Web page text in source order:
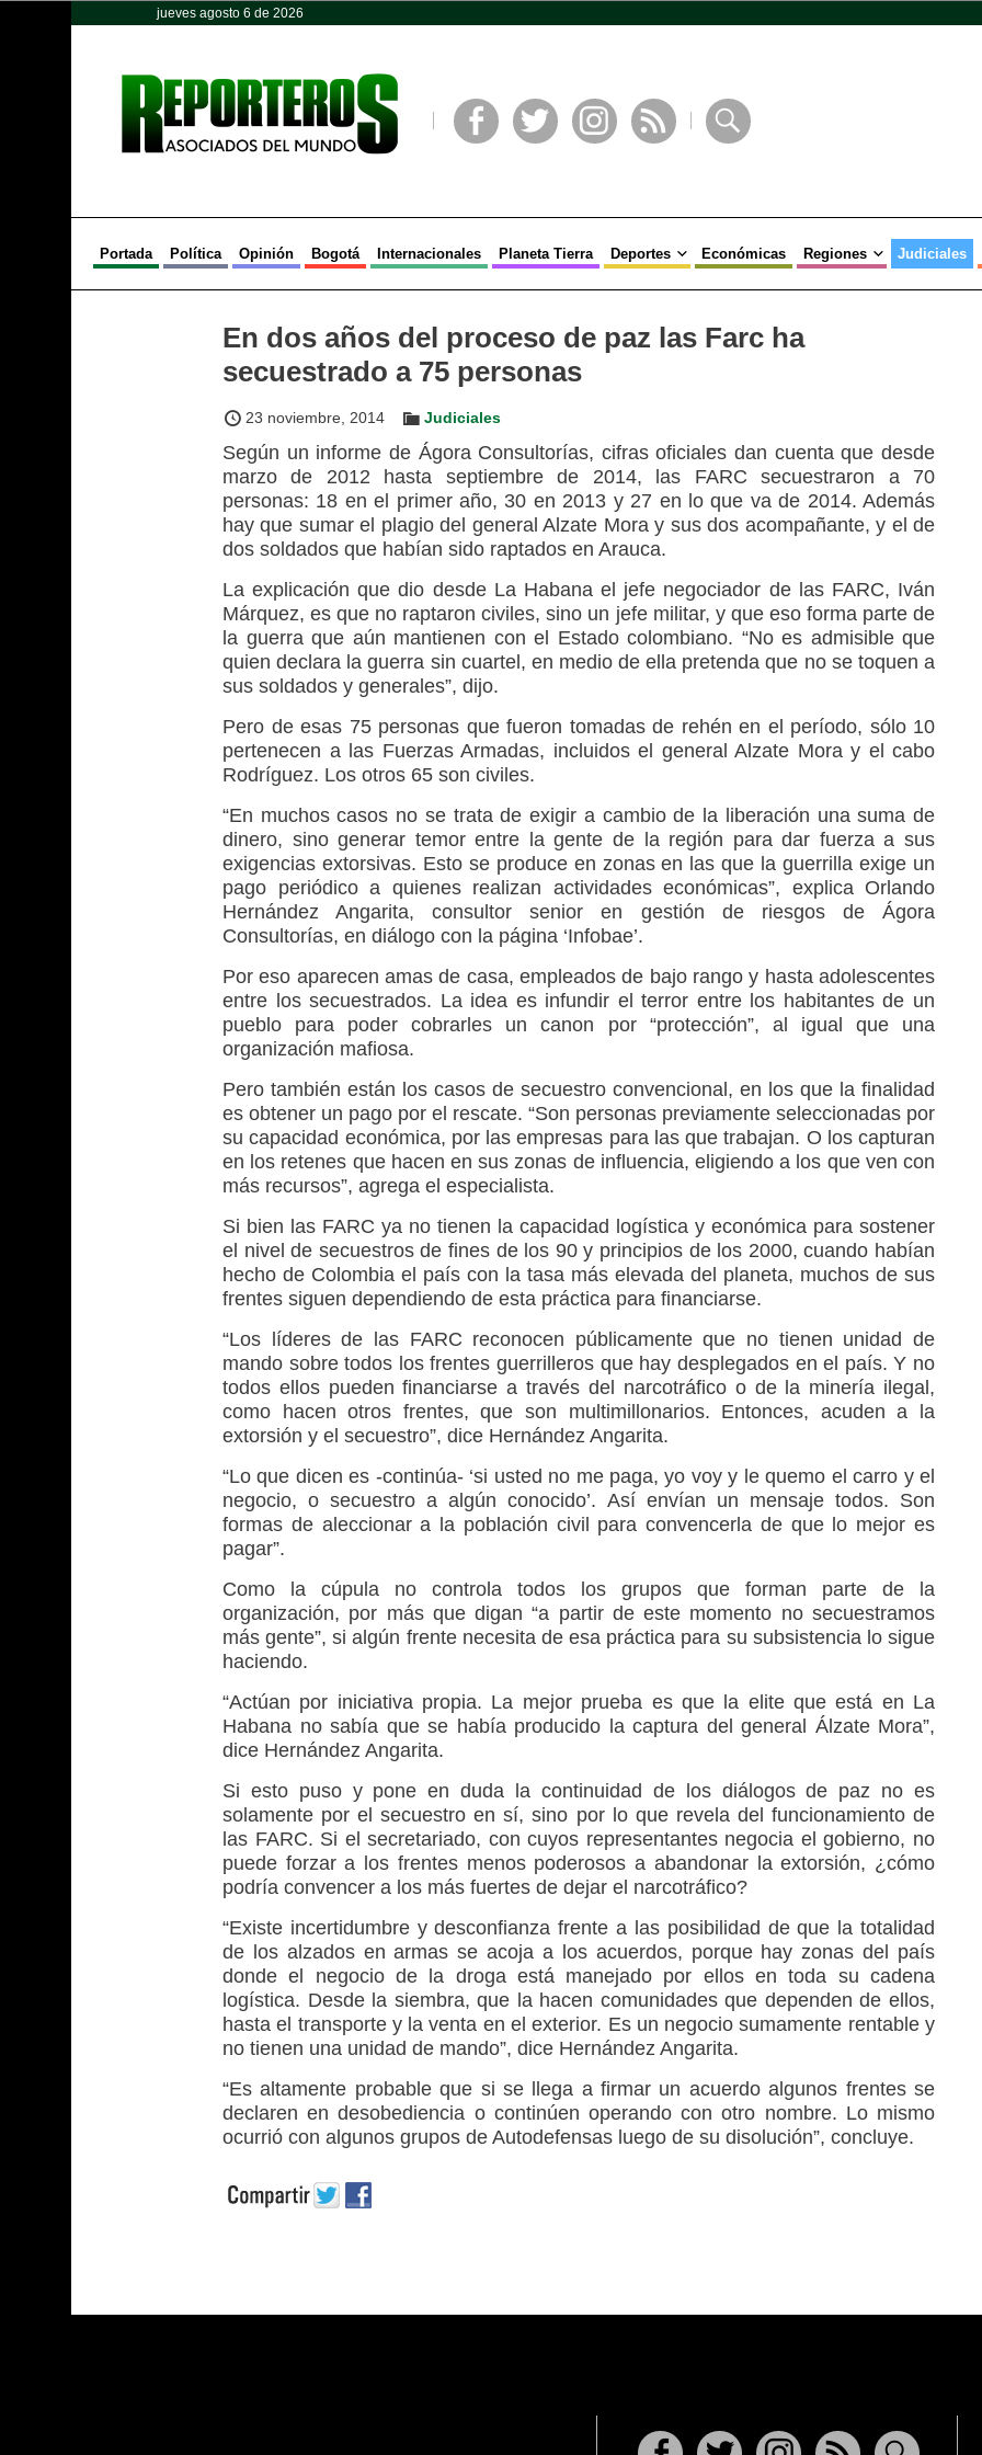
jueves agosto 6 de 2026
Portada Política Opinión Bogotá Internacionales Planeta Tierra Deportes Económicas Regiones Judiciales
En dos años del proceso de paz las Farc ha
secuestrado a 75 personas
23 noviembre, 2014 Judiciales
Según un informe de Ágora Consultorías, cifras oficiales dan cuenta que desde
marzo de 2012 hasta septiembre de 2014, las FARC secuestraron a 70
personas: 18 en el primer año, 30 en 2013 y 27 en lo que va de 2014. Además
hay que sumar el plagio del general Alzate Mora y sus dos acompañante, y el de
dos soldados que habían sido raptados en Arauca.
La explicación que dio desde La Habana el jefe negociador de las FARC, Iván
Márquez, es que no raptaron civiles, sino un jefe militar, y que eso forma parte de
la guerra que aún mantienen con el Estado colombiano. “No es admisible que
quien declara la guerra sin cuartel, en medio de ella pretenda que no se toquen a
sus soldados y generales”, dijo.
Pero de esas 75 personas que fueron tomadas de rehén en el período, sólo 10
pertenecen a las Fuerzas Armadas, incluidos el general Alzate Mora y el cabo
Rodríguez. Los otros 65 son civiles.
“En muchos casos no se trata de exigir a cambio de la liberación una suma de
dinero, sino generar temor entre la gente de la región para dar fuerza a sus
exigencias extorsivas. Esto se produce en zonas en las que la guerrilla exige un
pago periódico a quienes realizan actividades económicas”, explica Orlando
Hernández Angarita, consultor senior en gestión de riesgos de Ágora
Consultorías, en diálogo con la página ‘Infobae’.
Por eso aparecen amas de casa, empleados de bajo rango y hasta adolescentes
entre los secuestrados. La idea es infundir el terror entre los habitantes de un
pueblo para poder cobrarles un canon por “protección”, al igual que una
organización mafiosa.
Pero también están los casos de secuestro convencional, en los que la finalidad
es obtener un pago por el rescate. “Son personas previamente seleccionadas por
su capacidad económica, por las empresas para las que trabajan. O los capturan
en los retenes que hacen en sus zonas de influencia, eligiendo a los que ven con
más recursos”, agrega el especialista.
Si bien las FARC ya no tienen la capacidad logística y económica para sostener
el nivel de secuestros de fines de los 90 y principios de los 2000, cuando habían
hecho de Colombia el país con la tasa más elevada del planeta, muchos de sus
frentes siguen dependiendo de esta práctica para financiarse.
“Los líderes de las FARC reconocen públicamente que no tienen unidad de
mando sobre todos los frentes guerrilleros que hay desplegados en el país. Y no
todos ellos pueden financiarse a través del narcotráfico o de la minería ilegal,
como hacen otros frentes, que son multimillonarios. Entonces, acuden a la
extorsión y el secuestro”, dice Hernández Angarita.
“Lo que dicen es -continúa- ‘si usted no me paga, yo voy y le quemo el carro y el
negocio, o secuestro a algún conocido’. Así envían un mensaje todos. Son
formas de aleccionar a la población civil para convencerla de que lo mejor es
pagar”.
Como la cúpula no controla todos los grupos que forman parte de la
organización, por más que digan “a partir de este momento no secuestramos
más gente”, si algún frente necesita de esa práctica para su subsistencia lo sigue
haciendo.
“Actúan por iniciativa propia. La mejor prueba es que la elite que está en La
Habana no sabía que se había producido la captura del general Álzate Mora”,
dice Hernández Angarita.
Si esto puso y pone en duda la continuidad de los diálogos de paz no es
solamente por el secuestro en sí, sino por lo que revela del funcionamiento de
las FARC. Si el secretariado, con cuyos representantes negocia el gobierno, no
puede forzar a los frentes menos poderosos a abandonar la extorsión, ¿cómo
podría convencer a los más fuertes de dejar el narcotráfico?
“Existe incertidumbre y desconfianza frente a las posibilidad de que la totalidad
de los alzados en armas se acoja a los acuerdos, porque hay zonas del país
donde el negocio de la droga está manejado por ellos en toda su cadena
logística. Desde la siembra, que la hacen comunidades que dependen de ellos,
hasta el transporte y la venta en el exterior. Es un negocio sumamente rentable y
no tienen una unidad de mando”, dice Hernández Angarita.
“Es altamente probable que si se llega a firmar un acuerdo algunos frentes se
declaren en desobediencia o continúen operando con otro nombre. Lo mismo
ocurrió con algunos grupos de Autodefensas luego de su disolución”, concluye.
Opinión Política